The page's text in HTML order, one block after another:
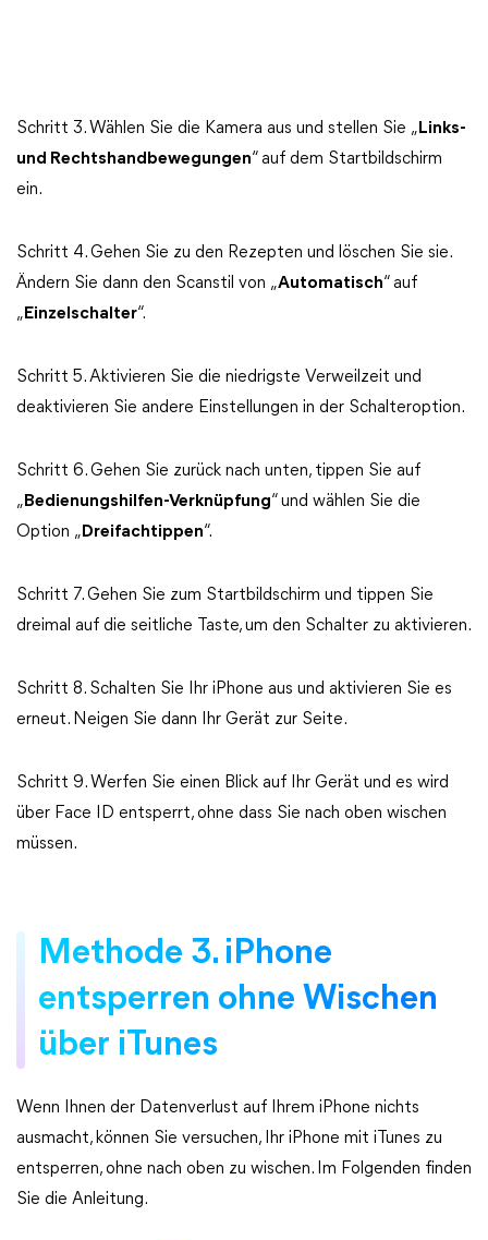
Schritt 3. Wählen Sie die Kamera aus und stellen Sie „ Links-
und Rechtshandbewegungen“ auf dem Startbildschirm
ein.
Schritt 4. Gehen Sie zu den Rezepten und löschen Sie sie.
Ändern Sie dann den Scanstil von „Automatisch“ auf
„ Einzelschalter“.
Schritt 5. Aktivieren Sie die niedrigste Verweilzeit und
deaktivieren Sie andere Einstellungen in der Schalteroption.
Schritt 6. Gehen Sie zurück nach unten, tippen Sie auf
„ Bedienungshilfen-Verknüpfung“ und wählen Sie die
Option „ Dreifachtippen“.
Schritt 7. Gehen Sie zum Startbildschirm und tippen Sie
dreimal auf die seitliche Taste, um den Schalter zu aktivieren.
Schritt 8. Schalten Sie Ihr iPhone aus und aktivieren Sie es
erneut. Neigen Sie dann Ihr Gerät zur Seite.
Schritt 9. Werfen Sie einen Blick auf Ihr Gerät und es wird
über Face ID entsperrt, ohne dass Sie nach oben wischen
müssen.
Methode 3. iPhone
entsperren ohne Wischen
über iTunes
Wenn Ihnen der Datenverlust auf Ihrem iPhone nichts
ausmacht, können Sie versuchen, Ihr iPhone mit iTunes zu
entsperren, ohne nach oben zu wischen. Im Folgenden finden
Sie die Anleitung.